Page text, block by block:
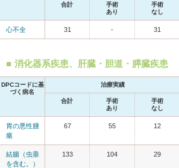
合計
手術
あり
手術
なし
心不全 31 - 31
消化器系疾患、肝臓・胆道・膵臓疾患
DPCコードに基
づく病名
治療実績
合計
手術
あり
手術
なし
胃の悪性腫
瘍
67 55 12
結腸（虫垂
を含む。）
133 104 29